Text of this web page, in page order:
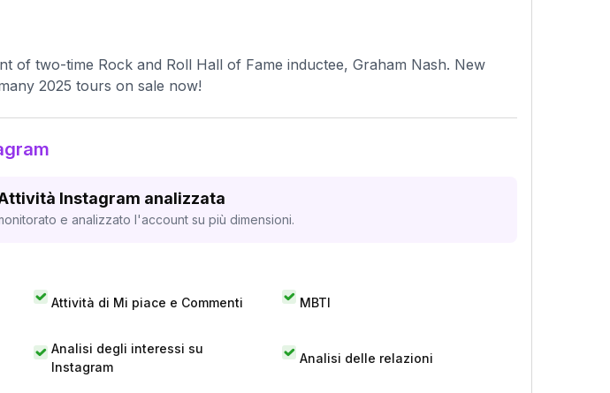
of two-time Rock and Roll Hall of Fame inductee, Graham Nash. New
2025 tours on sale now!
Instagram analizzata
e analizzato l'account su più dimensioni.
Attività di Mi piace e Commenti MBTI
Analisi degli interessi su
Instagram
Analisi delle relazioni